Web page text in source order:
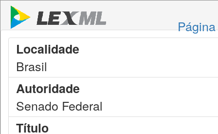
Localidade
Brasil
Autoridade
Senado Federal
Título